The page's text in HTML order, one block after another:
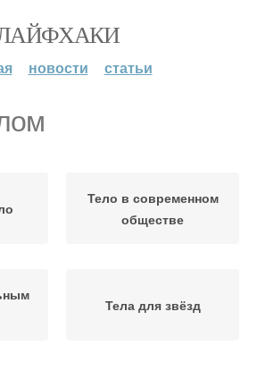
новости статьи
Тело в современном
обществе
Тела для звёзд